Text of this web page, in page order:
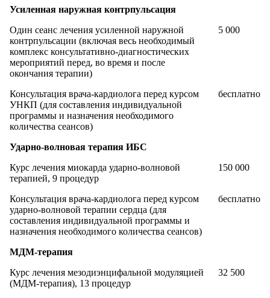
Усиленная наружная контрпульсация
Один сеанс лечения усиленной наружной
контрпульсации (включая весь необходимый
комплекс консультативно-диагностических
мероприятий перед, во время и после
окончания терапии)
5 000
Консультация врача-кардиолога перед курсом
УНКП (для составления индивидуальной
программы и назначения необходимого
количества сеансов)
бесплатно
Ударно-волновая терапия ИБС
Курс лечения миокарда ударно-волновой
терапией, 9 процедур
150 000
Консультация врача-кардиолога перед курсом
ударно-волновой терапии сердца (для
составления индивидуальной программы и
назначения необходимого количества сеансов)
бесплатно
МДМ-терапия
Курс лечения мезодиэнцифальной модуляцией
(МДМ-терапия), 13 процедур
32 500